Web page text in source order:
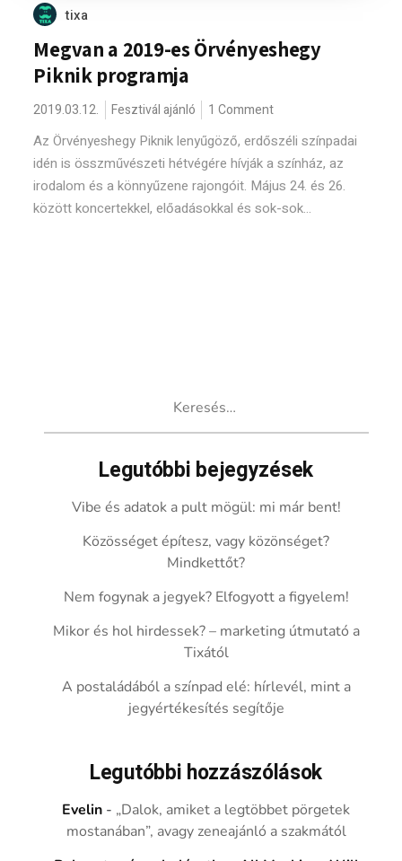
tixa
Megvan a 2019-es Örvényeshegy
Piknik programja
2019.03.12. Fesztivál ajánló 1 Comment
Az Örvényeshegy Piknik lenyűgöző, erdőszéli színpadai
idén is összművészeti hétvégére hívják a színház, az
irodalom és a könnyűzene rajongóit. Május 24. és 26.
között koncertekkel, előadásokkal és sok-sok...
Legutóbbi bejegyzések
Vibe és adatok a pult mögül: mi már bent!
Közösséget építesz, vagy közönséget?
Mindkettőt?
Nem fogynak a jegyek? Elfogyott a figyelem!
Mikor és hol hirdessek? – marketing útmutató a
Tixától
A postaládából a színpad elé: hírlevél, mint a
jegyértékesítés segítője
Legutóbbi hozzászólások
Evelin - „Dalok, amiket a legtöbbet pörgetek
mostanában”, avagy zeneajánló a szakmától